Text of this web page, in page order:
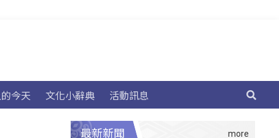
今天 文化小辭典 活動訊息
最新新聞